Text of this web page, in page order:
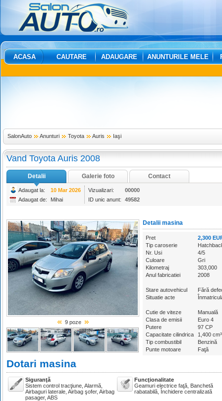
ACASA CAUTARE ADAUGARE ANUNTURILE MELE
SalonAuto Anunturi Toyota Auris Iaşi
Vand Toyota Auris 2008
Detalii Galerie foto Contact
Adaugat la: 10 Mar 2026 Vizualizari:
00000
Adaugat de:
Mihai ID unic anunt: 49582
9 poze
Detalii masina
Pret
2,300
Tip caroserie
Nr. Usi
4/5
Culoare
Gri
Kilometraj
303,000
Anul fabricatiei
2008
Stare autovehicul
Fără
Situatie acte
Cutie de viteze
Manuală
Clasa de emisii
Euro 4
Putere
97 CP
Capacitate cilindrica
1,400 cm³
Tip combustibil
Benzină
Punte motoare
Faţă
Dotari masina
Siguranţă
Sistem control tracţiune, Alarmă,
Airbaguri laterale, Airbag şofer, Airbag
pasager, ABS
Funcţionalitate
Geamuri electrice faţă, Banchetă
rabatabilă, Închidere centralizată